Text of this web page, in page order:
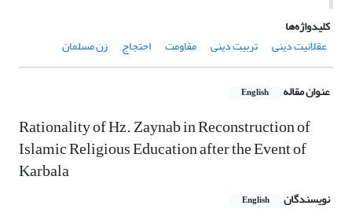
کلیدواژه‌ها
عقلانیت دینی
تربیت دینی مقاومت احتجاج زن مسلمان
عنوان مقاله English
Rationality of Hz. Zaynab in Reconstruction of
Islamic Religious Education after the Event of
Karbala
نویسندگان English